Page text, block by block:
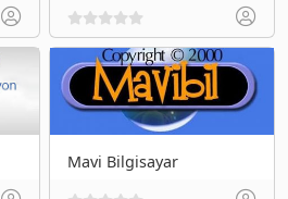
Mavi Bilgisayar